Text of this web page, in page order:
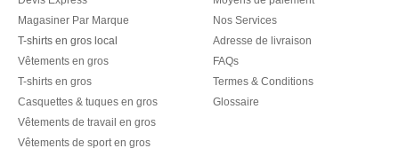
Magasiner Par Marque
T-shirts en gros local
Vêtements en gros
T-shirts en gros
Casquettes & tuques en gros
Vêtements de travail en gros
Vêtements de sport en gros
Nos Services
Adresse de livraison
FAQs
Termes & Conditions
Glossaire